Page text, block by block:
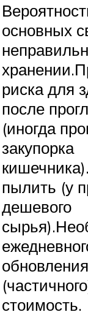
основных
риска для
после
(иногда
закупорка
пылить (у
дешевого
обновления
стоимость.